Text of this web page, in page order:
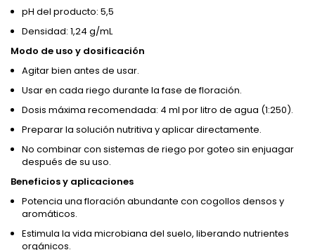
pH del producto: 5,5
Densidad: 1,24 g/mL
Modo de uso y dosificación
Agitar bien antes de usar.
Usar en cada riego durante la fase de floración.
Dosis máxima recomendada: 4 ml por litro de agua (1:250).
Preparar la solución nutritiva y aplicar directamente.
No combinar con sistemas de riego por goteo sin enjuagar
después de su uso.
Beneficios y aplicaciones
Potencia una floración abundante con cogollos densos y
aromáticos.
Estimula la vida microbiana del suelo, liberando nutrientes
orgánicos.